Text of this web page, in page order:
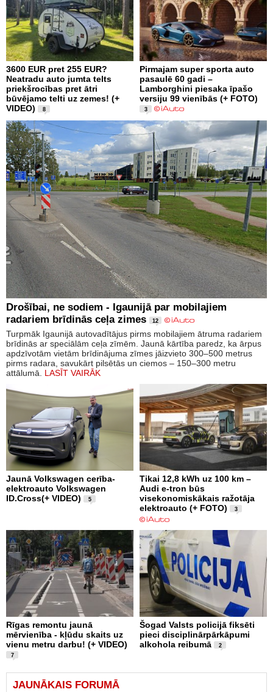
3600 EUR pret 255 EUR?
Neatradu auto jumta telts
priekšrocības pret ātri
būvējamo telti uz zemes! (+
VIDEO)
8
Pirmajam super sporta auto
pasaulē 60 gadi –
Lamborghini piesaka īpašo
versiju 99 vienībās (+ FOTO)
3
Drošībai, ne sodiem - Igaunijā par mobilajiem
radariem brīdinās ceļa zimes
12
Turpmāk Igaunijā autovadītājus pirms mobilajiem ātruma radariem
brīdinās ar speciālām ceļa zīmēm. Jaunā kārtība paredz, ka ārpus
apdzīvotām vietām brīdinājuma zīmes jāizvieto 300–500 metrus
pirms radara, savukārt pilsētās un ciemos – 150–300 metru
attālumā. LASĪT VAIRĀK
Jaunā Volkswagen cerība-
elektroauto Volkswagen
ID.Cross(+ VIDEO)
5
Tikai 12,8 kWh uz 100 km –
Audi e-tron būs
visekonomiskākais ražotāja
elektroauto (+ FOTO)
3
Rīgas remontu jaunā
mērvienība - kļūdu skaits uz
vienu metru darbu! (+ VIDEO)
7
Šogad Valsts policijā fiksēti
pieci disciplinārpārkāpumi
alkohola reibumā
2
JAUNĀKAIS FORUMĀ